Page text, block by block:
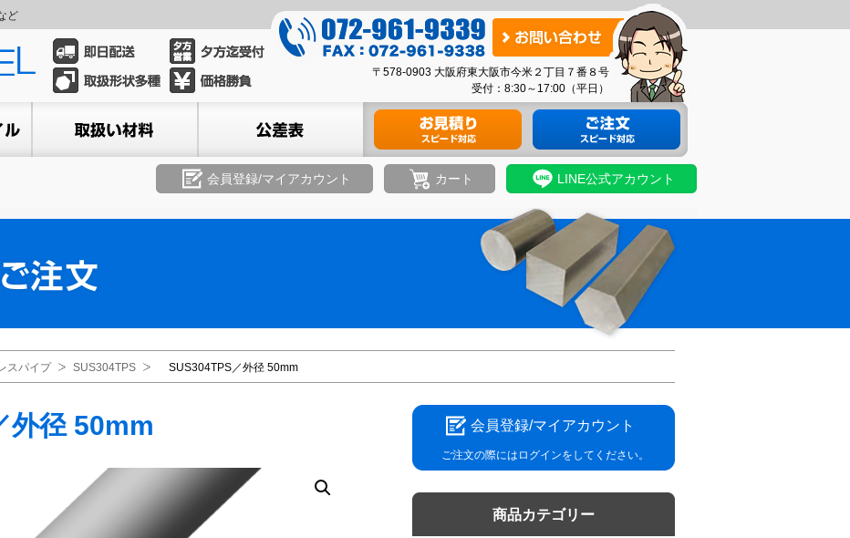
ど
0
7
1
-
9
0
6
1
-
お
い
合
〒578-0903 大阪府東大阪市今米２丁目７番８号
受付：8:30～17:00（平日）
材料のお見積り 材料のご注文
会員登録/マイアカウント カート LINE公式アカウント
スパイプ SUS304TPS SUS304TPS／外径 50mm
外径 50mm 会員登録/マイアカウント
ご注文の際にはログインをしてください。
商品カテゴリー